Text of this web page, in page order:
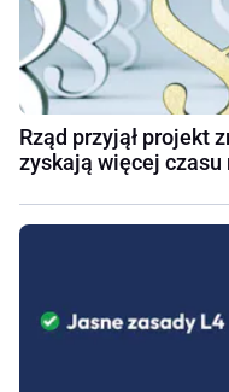
Rząd przyjął projekt
zyskają więcej czasu